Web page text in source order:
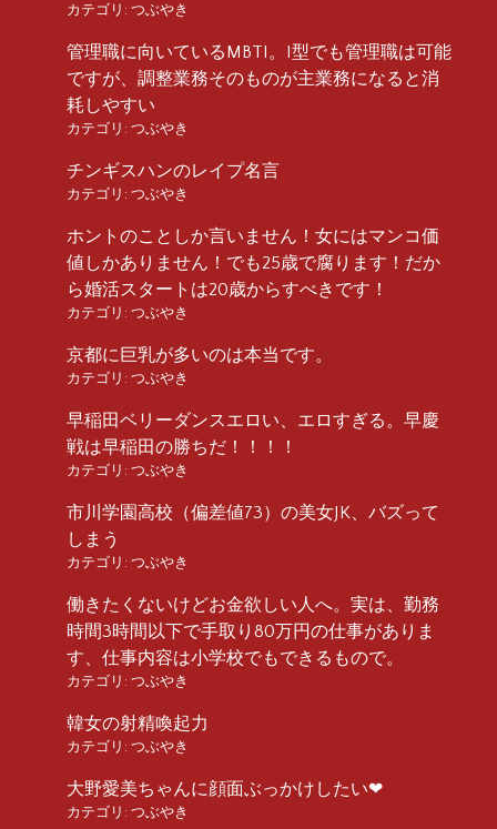
カテゴリ: つぶやき
管理職に向いているMBTI。I型でも管理職は可能
ですが、調整業務そのものが主業務になると消
耗しやすい
カテゴリ: つぶやき
チンギスハンのレイプ名言
カテゴリ: つぶやき
ホントのことしか言いません！女にはマンコ価
値しかありません！でも25歳で腐ります！だか
ら婚活スタートは20歳からすべきです！
カテゴリ: つぶやき
京都に巨乳が多いのは本当です。
カテゴリ: つぶやき
早稲田ベリーダンスエロい、エロすぎる。早慶
戦は早稲田の勝ちだ！！！！
カテゴリ: つぶやき
市川学園高校（偏差値73）の美女JK、バズって
しまう
カテゴリ: つぶやき
働きたくないけどお金欲しい人へ。実は、勤務
時間3時間以下で手取り80万円の仕事がありま
す、仕事内容は小学校でもできるもので。
カテゴリ: つぶやき
韓女の射精喚起力
カテゴリ: つぶやき
大野愛美ちゃんに顔面ぶっかけしたい❤︎
カテゴリ: つぶやき